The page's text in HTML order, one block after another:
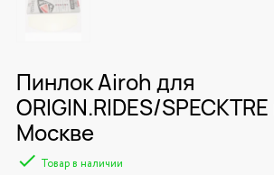
Пинлок Airoh для
ORIGIN.RIDES/
Москве
Товар в наличии